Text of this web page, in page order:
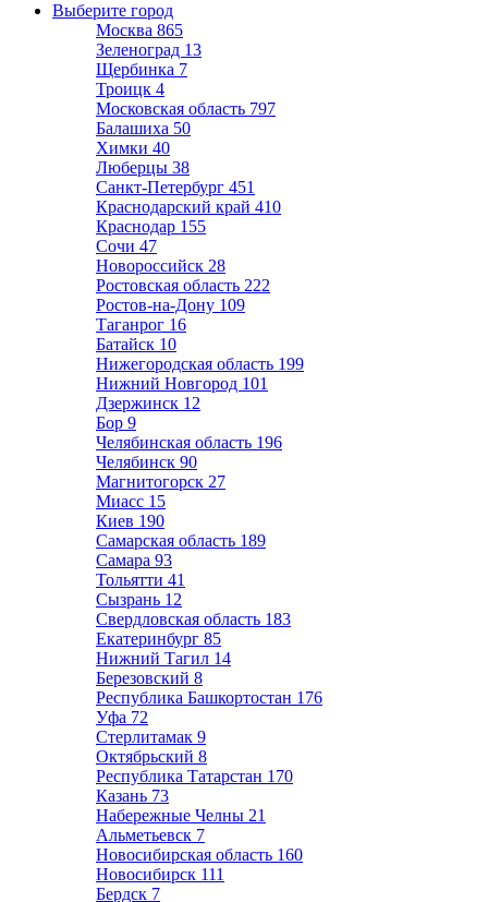
Выберите город
Москва 865
Зеленоград 13
Щербинка 7
Троицк 4
Московская область 797
Балашиха 50
Химки 40
Люберцы 38
Санкт-Петербург 451
Краснодарский край 410
Краснодар 155
Сочи 47
Новороссийск 28
Ростовская область 222
Ростов-на-Дону 109
Таганрог 16
Батайск 10
Нижегородская область 199
Нижний Новгород 101
Дзержинск 12
Бор 9
Челябинская область 196
Челябинск 90
Магнитогорск 27
Миасс 15
Киев 190
Самарская область 189
Самара 93
Тольятти 41
Сызрань 12
Свердловская область 183
Екатеринбург 85
Нижний Тагил 14
Березовский 8
Республика Башкортостан 176
Уфа 72
Стерлитамак 9
Октябрьский 8
Республика Татарстан 170
Казань 73
Набережные Челны 21
Альметьевск 7
Новосибирская область 160
Новосибирск 111
Бердск 7